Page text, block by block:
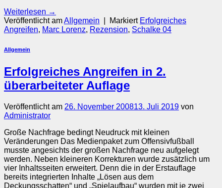
Weiterlesen →
Veröffentlicht amAllgemein Markiert Erfolgreiches
Angreifen, Marc Lorenz, Rezension, Schalke 04
Allgemein
Erfolgreiches Angreifen in 2.
überarbeiteter Auflage
Veröffentlicht am 26. November 200813. Juli 2019 von
Administrator
Große Nachfrage bedingt Neudruck mit kleinen
Veränderungen Das Medienpaket zum Offensivfußball
musste angesichts der großen Nachfrage neu aufgelegt
werden. Neben kleineren Korrekturen wurde zusätzlich um
vier Inhaltsseiten erweitert. Denn die in der Erstauflage
bereits integrierten Inhalte „Lösen aus dem
Deckungsschatten“ und „Spielaufbau“ wurden mit je zwei